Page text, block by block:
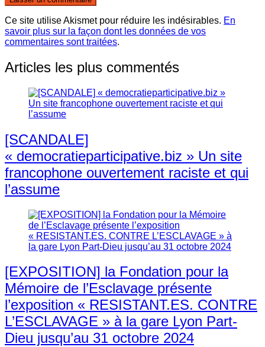
Ce site utilise Akismet pour réduire les indésirables. En
savoir plus sur la façon dont les données de vos
commentaires sont traitées.
Articles les plus commentés
[SCANDALE]
« democratieparticipative.biz » Un site
francophone ouvertement raciste et qui
l’assume
[EXPOSITION] la Fondation pour la
Mémoire de l’Esclavage présente
l’exposition « RESISTANT.ES. CONTRE
L’ESCLAVAGE » à la gare Lyon Part-
Dieu jusqu’au 31 octobre 2024